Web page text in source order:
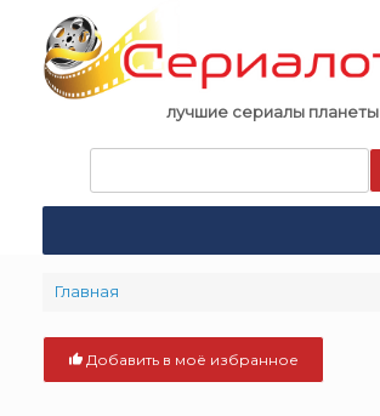
content
лучшие сериалы планеты
поиска:
Главная
Добавить в моё избранное